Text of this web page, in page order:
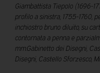
Giambattista Tiepolo (1696-
profilo a sinistra, 1755-1760,
inchiostro bruno diluito, su
contornata a penna e
mm.Gabinetto dei Disegni,
Disegni, Castello Sforzesco,